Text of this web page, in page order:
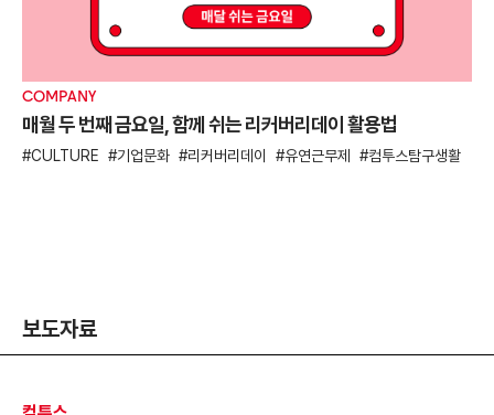
COMPANY
매월 두 번째 금요일, 함께 쉬는 리커버리데이 활용법
CULTURE 기업문화 리커버리데이 유연근무제 컴투스탐구생활
보도자료